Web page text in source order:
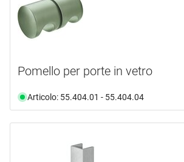
Pomello per porte in vetro
Articolo: 55.404.01 - 55.404.04